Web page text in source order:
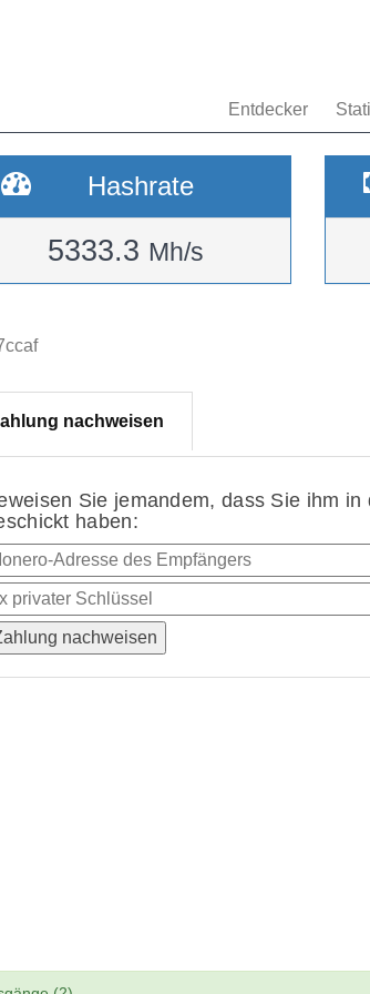
Entdecker
Hashrate
5333.3 Mh/s
nachweisen
Sie jemandem, dass Sie ihm
haben: